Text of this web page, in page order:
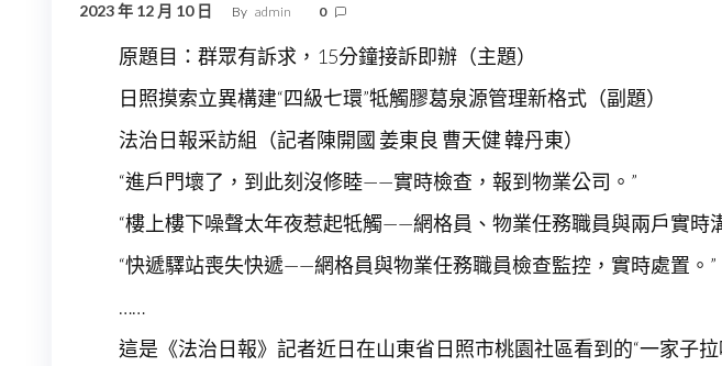
2023 年 12 月 10 日 By admin 0
原題目：群眾有訴求，15分鐘接訴即辦（主題）
日照摸索立異構建“四級七環”牴觸膠葛泉源管理新格式（副題）
法治日報采訪組（記者陳開國 姜東良 曹天健 韓丹東）
“進戶門壞了，到此刻沒修睦——實時檢查，報到物業公司。”
“樓上樓下噪聲太年夜惹起牴觸——網格員、物業任務職員與兩戶實時
“快遞驛站喪失快遞——網格員與物業任務職員檢查監控，實時處置。”
……
這是《法治日報》記者近日在山東省日照市桃園社區看到的“一家子